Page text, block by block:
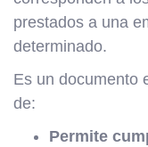
prestados a una
determinado.
Es un documento
de:
Permite